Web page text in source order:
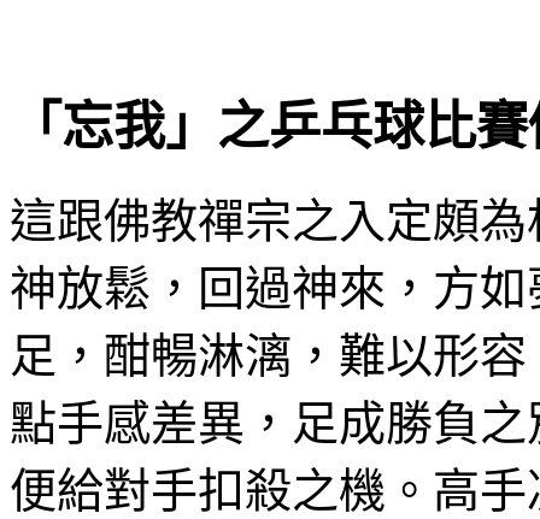
「忘我」之乒乓球比
這跟佛教禪宗之入定頗
神放鬆，回過神來，方
足，酣暢淋漓，難以形
點手感差異，足成勝負
便給對手扣殺之機。高